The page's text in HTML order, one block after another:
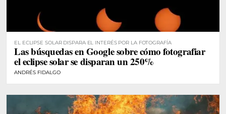
EL ECLIPSE SOLAR DISPARA EL INTERÉS POR LA FOTOGRAFÍA
Las búsquedas en Google sobre cómo fotografiar
el eclipse solar se disparan un 250%
ANDRÉS FIDALGO